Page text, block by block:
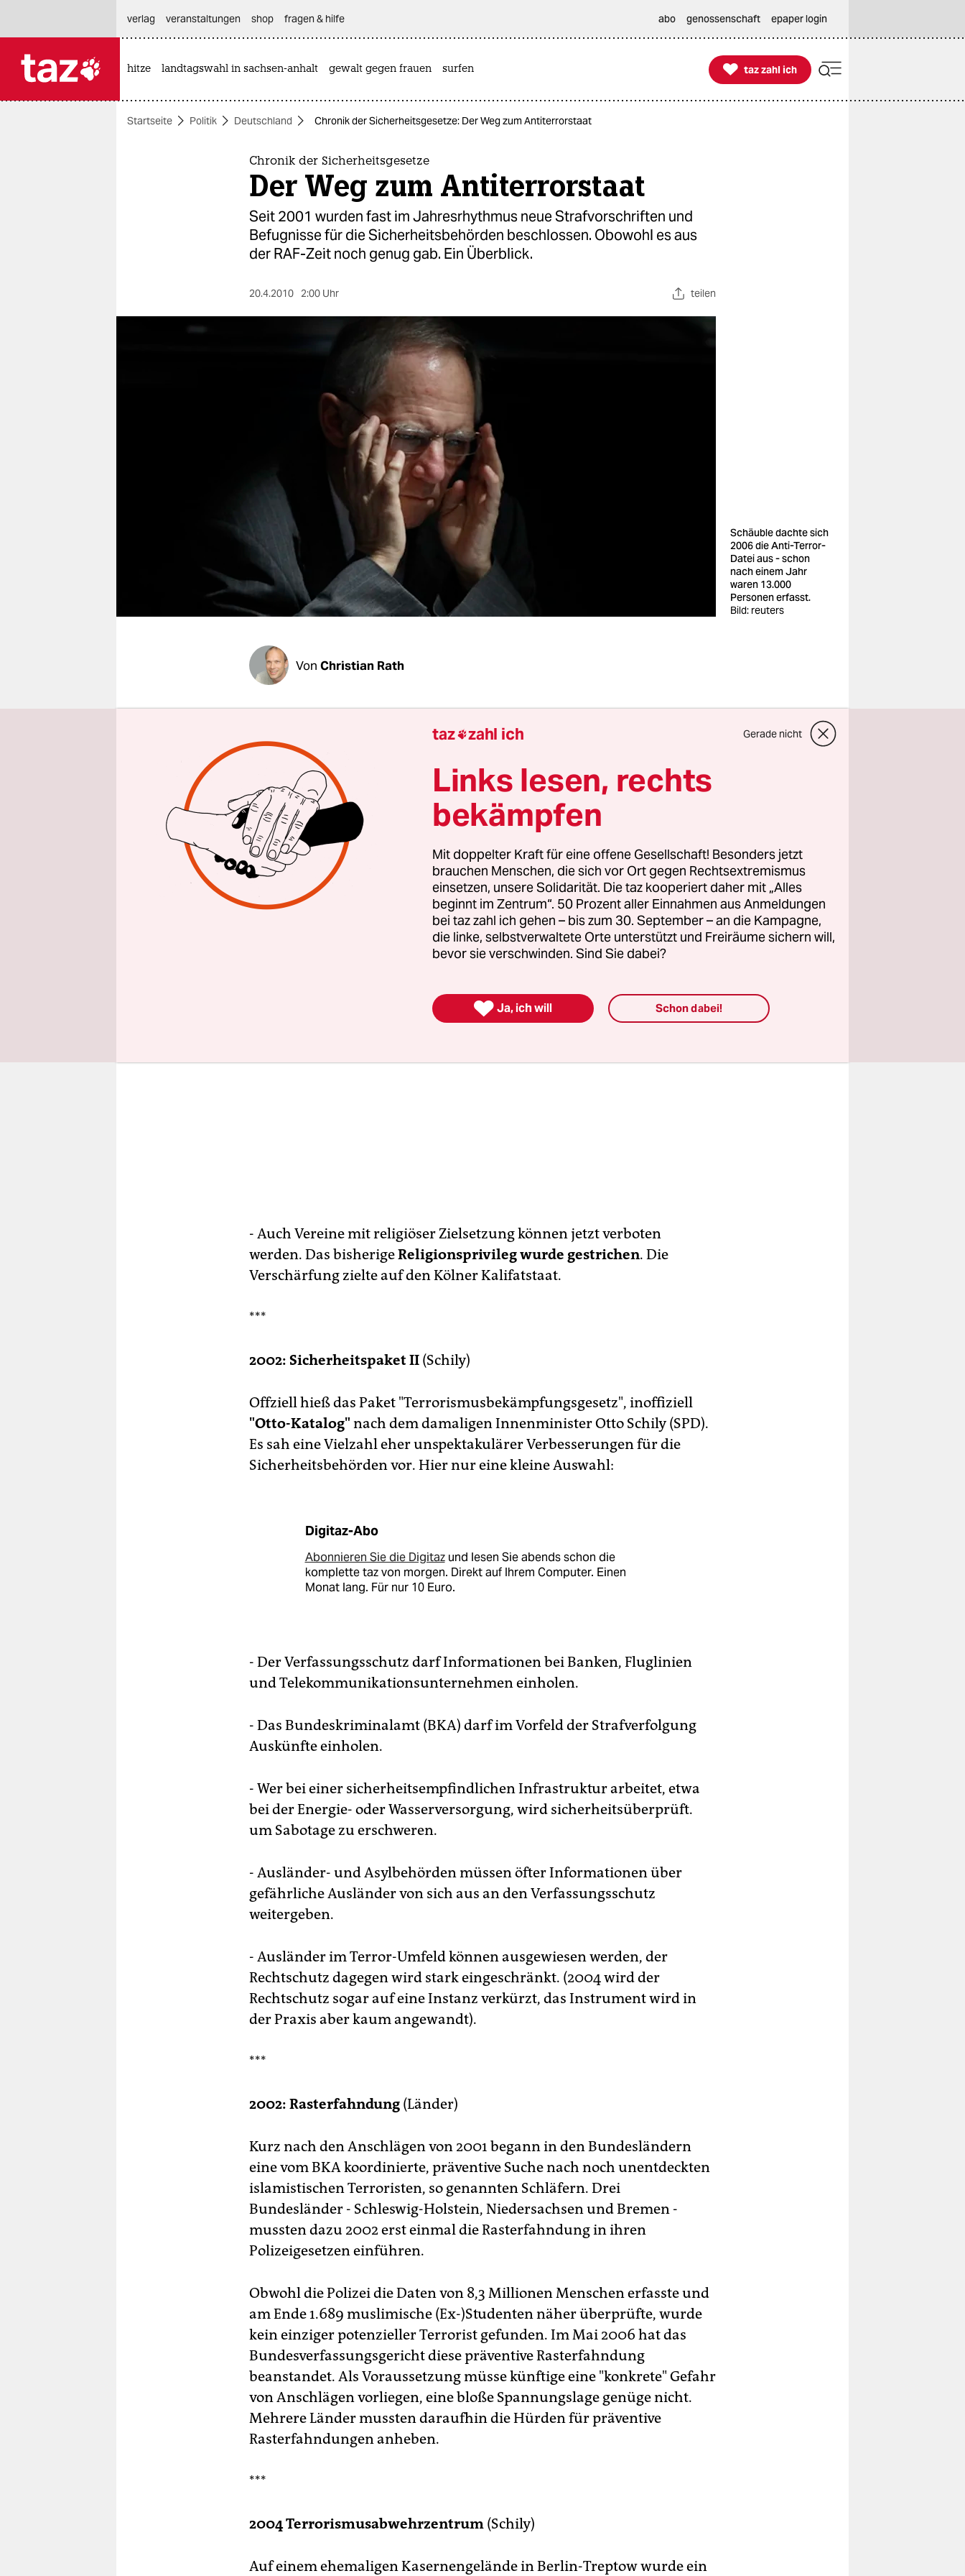
themen
genossenschaft
verlag
veranstaltungen shop fragen & hilfe abo genossenschaft epaper login
hitze landtagswahl in sachsen-anhalt gewalt gegen frauen surfen 
taz zahl ich
taz zahl ich
Startseite Politik Deutschland Chronik der Sicherheitsgesetze: Der Weg zum Antiterrorstaat
Chronik der Sicherheitsgesetze
Der Weg zum Antiterrorstaat
Seit 2001 wurden fast im Jahresrhythmus neue Strafvorschriften und
Befugnisse für die Sicherheitsbehörden beschlossen. Obowohl es aus
der RAF-Zeit noch genug gab. Ein Überblick.
20.4.2010 2:00 Uhr teilen
Schäuble dachte sich
2006 die Anti-Terror-
Datei aus - schon
nach einem Jahr
waren 13.000
Personen erfasst.
Bild: reuters
Von Christian Rath
(federführender Minister: Otto Schily)
Nur wenige Wochen nach den Anschlägen wurde ein erstes
Gesetzespaket beschlossen:
- Strafbar ist jetzt auch die
Mitgliedschaft und Unterstützung einer
ausländischen terroristischen Vereinigung. Deutschland soll kein
Ruheraum für Terroristen mehr sein. (§ 129b Strafgesetzbuch) Kritiker
fürchteten, dass nun auch die Unterstützer von
Befreiungsbewegungen kriminalisiert werden, was bisher nicht
- Auch Vereine mit religiöser Zielsetzung können jetzt verboten
werden. Das bisherigeReligionsprivileg wurde gestrichen. Die
Verschärfung zielte auf den Kölner Kalifatstaat.
***
2002: Sicherheitspaket II (Schily)
Offziell hieß das Paket "Terrorismusbekämpfungsgesetz", inoffiziell
"Otto-Katalog" nach dem damaligen Innenminister Otto Schily (SPD).
Es sah eine Vielzahl eher unspektakulärer Verbesserungen für die
Sicherheitsbehörden vor. Hier nur eine kleine Auswahl:
Digitaz-Abo
Abonnieren Sie die Digitazund lesen Sie abends schon die
komplette taz von morgen. Direkt auf Ihrem Computer. Einen
Monat lang. Für nur 10 Euro.
- Der Verfassungsschutz darf Informationen bei Banken, Fluglinien
und Telekommunikationsunternehmen einholen.
- Das Bundeskriminalamt (BKA) darf im Vorfeld der Strafverfolgung
Auskünfte einholen.
- Wer bei einer sicherheitsempfindlichen Infrastruktur arbeitet, etwa
bei der Energie- oder Wasserversorgung, wird sicherheitsüberprüft.
um Sabotage zu erschweren.
- Ausländer- und Asylbehörden müssen öfter Informationen über
gefährliche Ausländer von sich aus an den Verfassungsschutz
weitergeben.
- Ausländer im Terror-Umfeld können ausgewiesen werden, der
Rechtschutz dagegen wird stark eingeschränkt. (2004 wird der
Rechtschutz sogar auf eine Instanz verkürzt, das Instrument wird in
der Praxis aber kaum angewandt).
***
2002: Rasterfahndung (Länder)
Kurz nach den Anschlägen von 2001 begann in den Bundesländern
eine vom BKA koordinierte, präventive Suche nach noch unentdeckten
islamistischen Terroristen, so genannten Schläfern. Drei
Bundesländer - Schleswig-Holstein, Niedersachsen und Bremen -
mussten dazu 2002 erst einmal die Rasterfahndung in ihren
Polizeigesetzen einführen.
Obwohl die Polizei die Daten von 8,3 Millionen Menschen erfasste und
am Ende 1.689 muslimische (Ex-)Studenten näher überprüfte, wurde
kein einziger potenzieller Terrorist gefunden. Im Mai 2006 hat das
Bundesverfassungsgericht diese präventive Rasterfahndung
beanstandet. Als Voraussetzung müsse künftige eine "konkrete" Gefahr
von Anschlägen vorliegen, eine bloße Spannungslage genüge nicht.
Mehrere Länder mussten daraufhin die Hürden für präventive
Rasterfahndungen anheben.
***
2004 Terrorismusabwehrzentrum (Schily)
Auf einem ehemaligen Kasernengelände in Berlin-Treptow wurde ein
taz zahl ich Gerade nicht
Links lesen, rechts
bekämpfen
Mit doppelter Kraft für eine offene Gesellschaft! Besonders jetzt
brauchen Menschen, die sich vor Ort gegen Rechtsextremismus
einsetzen, unsere Solidarität. Die taz kooperiert daher mit „Alles
beginnt im Zentrum“. 50 Prozent aller Einnahmen aus Anmeldungen
bei taz zahl ich gehen – bis zum 30. September – an die Kampagne,
die linke, selbstverwaltete Orte unterstützt und Freiräume sichern will,
bevor sie verschwinden. Sind Sie dabei?
 Ja, ich will Schon dabei!